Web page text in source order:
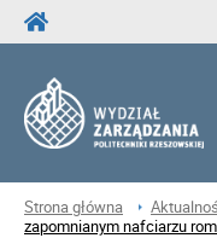
Strona główna
zapomnianym nafciarzu